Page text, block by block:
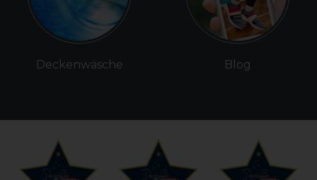
Deckenwäsche Blog